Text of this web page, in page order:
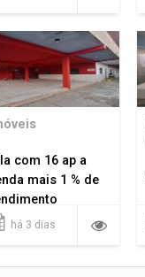
com 16 ap a
mais 1 % de
há 3 dias